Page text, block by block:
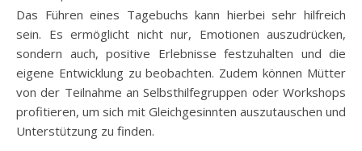
Das Führen eines Tagebuchs kann hierbei sehr hilfreich
sein. Es ermöglicht nicht nur, Emotionen auszudrücken,
sondern auch, positive Erlebnisse festzuhalten und die
eigene Entwicklung zu beobachten. Zudem können Mütter
von der Teilnahme an Selbsthilfegruppen oder Workshops
profitieren, um sich mit Gleichgesinnten auszutauschen und
Unterstützung zu finden.